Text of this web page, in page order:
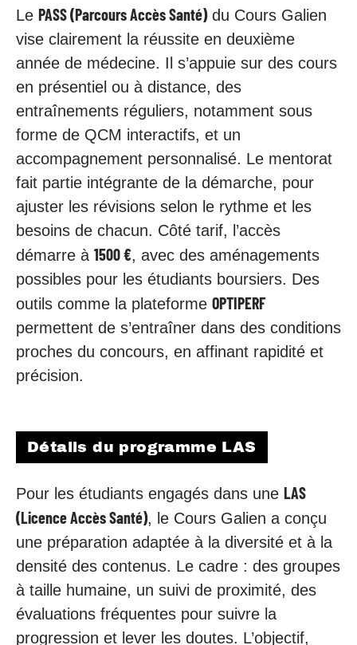
Le PASS (Parcours Accès Santé)du Cours Galien
vise clairement la réussite en deuxième
année de médecine. Il s’appuie sur des cours
en présentiel ou à distance, des
entraînements réguliers, notamment sous
forme de QCM interactifs, et un
accompagnement personnalisé. Le mentorat
fait partie intégrante de la démarche, pour
ajuster les révisions selon le rythme et les
besoins de chacun. Côté tarif, l’accès
démarre à 1500 €, avec des aménagements
possibles pour les étudiants boursiers. Des
outils comme la plateforme OPTIPERF
permettent de s’entraîner dans des conditions
proches du concours, en affinant rapidité et
précision.
Détails du programme LAS
Pour les étudiants engagés dans une LAS
(Licence Accès Santé), le Cours Galien a conçu
une préparation adaptée à la diversité et à la
densité des contenus. Le cadre : des groupes
à taille humaine, un suivi de proximité, des
évaluations fréquentes pour suivre la
progression et lever les doutes. L’objectif,